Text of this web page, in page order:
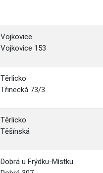
Vojkovice
Vojkovice 153
Těrlicko
Třinecká 73/3
Těrlicko
Těšínská
Dobrá u Frýdku-Místku